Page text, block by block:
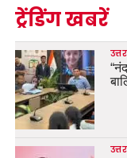
ट्रेंडिंग खबरें